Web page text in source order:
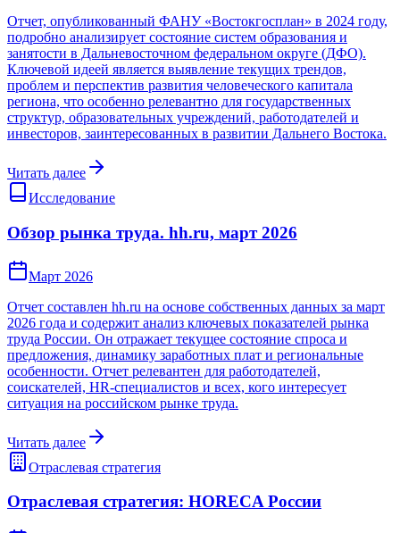
Отчет, опубликованный ФАНУ «Востокгосплан» в 2024 году,
подробно анализирует состояние систем образования и
занятости в Дальневосточном федеральном округе (ДФО).
Ключевой идеей является выявление текущих трендов,
проблем и перспектив развития человеческого капитала
региона, что особенно релевантно для государственных
структур, образовательных учреждений, работодателей и
инвесторов, заинтересованных в развитии Дальнего Востока.
Читать далее
Исследование
Обзор рынка труда. hh.ru, март 2026
Март 2026
Отчет составлен hh.ru на основе собственных данных за март
2026 года и содержит анализ ключевых показателей рынка
труда России. Он отражает текущее состояние спроса и
предложения, динамику заработных плат и региональные
особенности. Отчет релевантен для работодателей,
соискателей, HR-специалистов и всех, кого интересует
ситуация на российском рынке труда.
Читать далее
Отраслевая стратегия
Отраслевая стратегия: HORECA России